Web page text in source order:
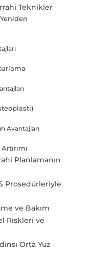
Teknikler
Avantajları
Planlamanın
Prosedürleriyle
ve Bakım
Riskleri ve
Orta Yüz